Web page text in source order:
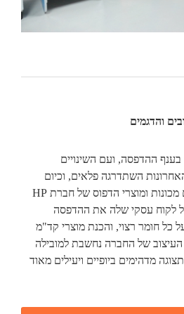
והדגמים
ההדפסה, ועם השינויים
השתדרגה פלאים, וכיום
עובדת בלעדית אך ורק עם מכונות ומוצרי הדפוס של חברת HP
לקוח עסקי שלה את ההדפסה
כל חומר רצוי, והכנת מוצרי קד"מ
של החברה נחשבת למובילה
מדהימים ביופיים ויעילים מאוד